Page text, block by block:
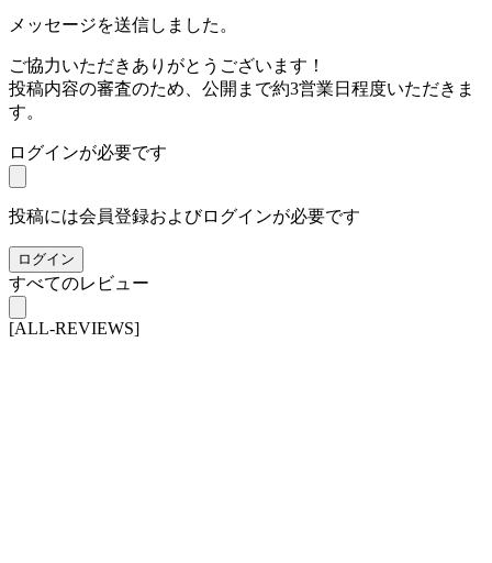
メッセージを送信しました。
ご協力いただきありがとうございます！
投稿内容の審査のため、公開まで約3営業日程度いただきま
す。
ログインが必要です
投稿には会員登録およびログインが必要です
ログイン
すべてのレビュー
[ALL-REVIEWS]